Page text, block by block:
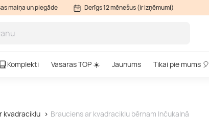
maiņa un piegāde Derīgs 12 mēnešus (ir izņēmumi)
Komplekti Vasaras TOP ☀️ Jaunums Tikai pie mums 🎈
kvadraciklu Brauciens ar kvadraciklu bērnam Inčukalnā